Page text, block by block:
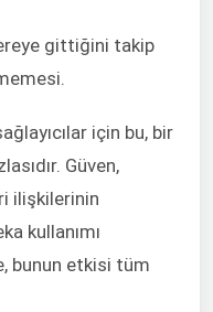
gittiğini takip
için bu, bir
Güven,
ilişkilerinin
kullanımı
bunun etkisi tüm